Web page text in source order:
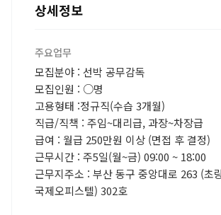
상세정보
주요업무
모집분야 : 선박 공무감독
모집인원 : ○명
고용형태 :정규직(수습 3개월)
직급/직책 : 주임~대리급, 과장~차장급
급여 : 월급 250만원 이상 (면접 후 결정)
근무시간 : 주5일(월~금) 09:00 ~ 18:00
근무지주소 : 부산 동구 중앙대로 263 (초
국제오피스텔) 302호